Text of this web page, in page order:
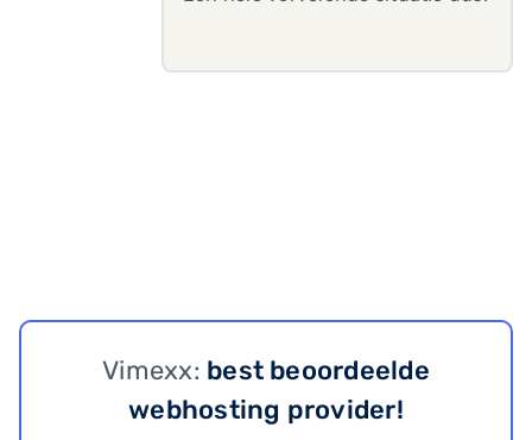
Vimexx: best beoordeelde
webhosting provider!